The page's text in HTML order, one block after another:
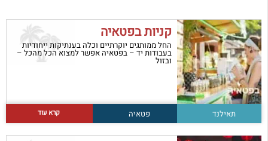
קניות בפטאיה
החל ממותגים יוקרתיים וכלה בענתיקות ייחודיות
בעבודות יד – בפטאיה אפשר למצוא הכל מהכל –
ובזול
תאילנד פטאיה קרא עוד